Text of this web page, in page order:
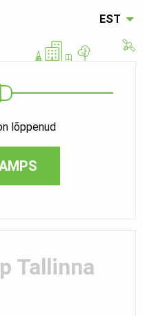
EST
lõppenud
Tallinna